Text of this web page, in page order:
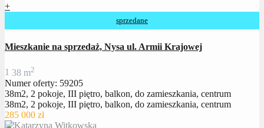
+
sprzedane
Mieszkanie na sprzedaż, Nysa ul. Armii Krajowej
1 38 m2
Numer oferty: 59205
38m2, 2 pokoje, III piętro, balkon, do zamieszkania, centrum
38m2, 2 pokoje, III piętro, balkon, do zamieszkania, centrum
285 000 zł